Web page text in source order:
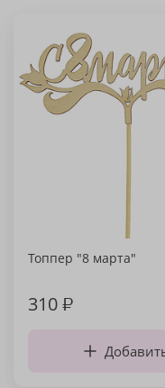
Топпер "8 марта"
310₽